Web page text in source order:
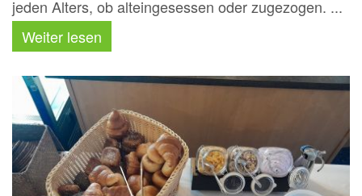
jeden Alters, ob alteingesessen oder zugezogen. ...
Weiter lesen